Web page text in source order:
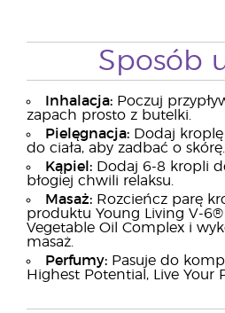
Sposób
Inhalacja: Poczuj
zapach prosto z butelki.
Pielęgnacja: Dodaj
do ciała, aby zadbać o skórę.
Kąpiel: Dodaj 6-8 kropli
błogiej chwili relaksu.
Masaż: Rozcieńcz parę
produktu Young Living V-
Vegetable Oil Complex i
masaż.
Perfumy: Pasuje do
Highest Potential, Live Your